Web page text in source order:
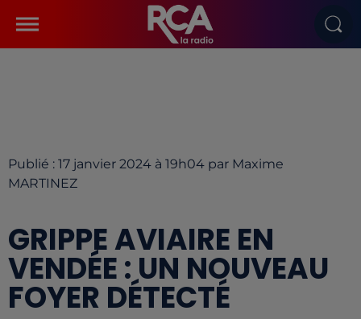
Publié : 17 janvier 2024 à 19h04 par Maxime
MARTINEZ
GRIPPE AVIAIRE EN
VENDÉE : UN NOUVEAU
FOYER DÉTECTÉ